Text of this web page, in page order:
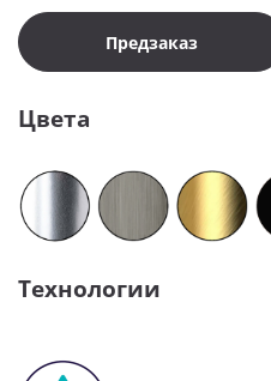
Предзаказ
Цвета
Технологии